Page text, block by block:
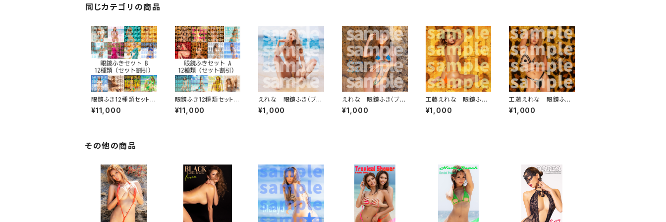
同じカテゴリの商品
眼鏡ふき12種類セット B
【セット割引】
¥11,000
眼鏡ふき12種類セット A
【セット割引】
¥11,000
えれな 眼鏡ふき（ブル
ー）
¥1,000
えれな 眼鏡ふき（ブラ
ウン）
¥1,000
工藤えれな 眼鏡ふき
（ヒマワリ）
¥1,000
工藤えれな 眼鏡ふき
（ジャガー）
¥1,000
その他の商品